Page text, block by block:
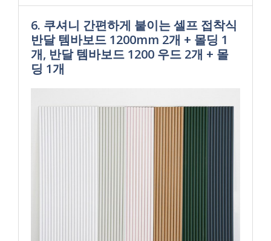
6. 쿠셔니 간편하게 붙이는 셀프 접착식
반달 템바보드 1200mm 2개 + 몰딩 1
개, 반달 템바보드 1200 우드 2개 + 몰
딩 1개